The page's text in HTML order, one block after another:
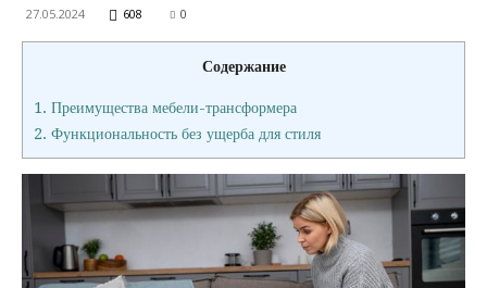
27.05.2024 608 0
Содержание
1. Преимущества мебели-трансформера
2. Функциональность без ущерба для стиля